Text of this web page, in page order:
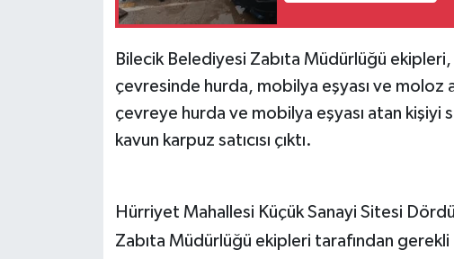
Bilecik Belediyesi Zabıta Müdürlüğü
çevresinde hurda, mobilya eşyası ve moloz
çevreye hurda ve mobilya eşyası atan kişiyi
kavun karpuz satıcısı çıktı.
Hürriyet Mahallesi Küçük Sanayi Sitesi
Zabıta Müdürlüğü ekipleri tarafından gerekli